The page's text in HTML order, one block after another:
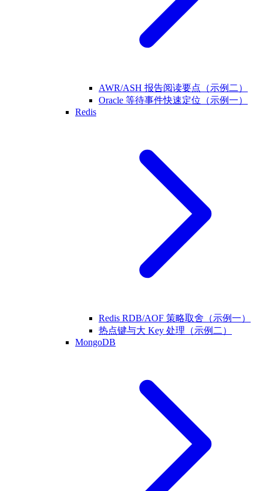
AWR/ASH 报告阅读要点（示例二）
Oracle 等待事件快速定位（示例一）
Redis
Redis RDB/AOF 策略取舍（示例一）
热点键与大 Key 处理（示例二）
MongoDB